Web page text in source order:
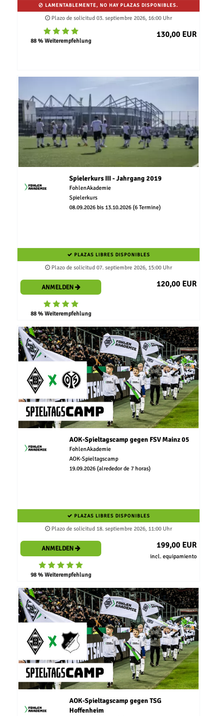
LAMENTABLEMENTE, NO HAY PLAZAS DISPONIBLES.
Plazo de solicitud 03. septiembre 2026, 16:00 Uhr
88 % Weiterempfehlung
130,00 EUR
Spielerkurs III - Jahrgang 2019
FohlenAkademie
Spielerkurs
08.09.2026 bis 13.10.2026 (6 Termine)
PLAZAS LIBRES DISPONIBLES
Plazo de solicitud 07. septiembre 2026, 15:00 Uhr
ANMELDEN
88 % Weiterempfehlung
120,00 EUR
AOK-Spieltagscamp gegen FSV Mainz 05
FohlenAkademie
AOK-Spieltagscamp
19.09.2026 (alrededor de 7 horas)
PLAZAS LIBRES DISPONIBLES
Plazo de solicitud 18. septiembre 2026, 11:00 Uhr
ANMELDEN
98 % Weiterempfehlung
199,00 EUR
incl. equipamiento
AOK-Spieltagscamp gegen TSG
Hoffenheim